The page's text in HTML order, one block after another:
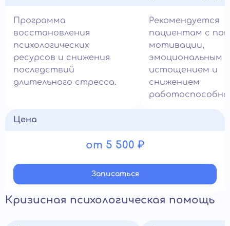
Программа
восстановления
психологических
ресурсов и снижения
последствий
длительного стресса.
Рекомендуется
пациентам с
мотивации,
эмоциональным
истощением и
снижением
Цена
от 5 500 ₽
Записатьcя
Кризисная психологическая помощь